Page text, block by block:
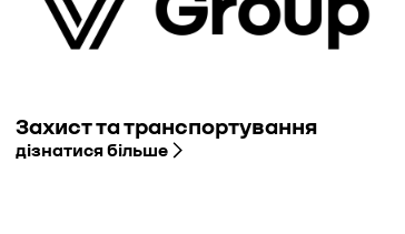
Захист та транспортування
дізнатися більше